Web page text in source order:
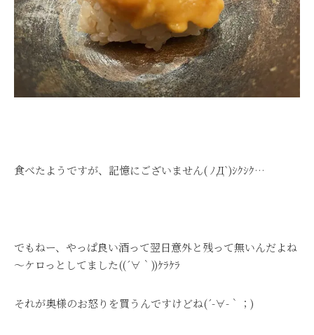
食べたようですが、記憶にございません( ﾉД`)ｼｸｼｸ…
でもねー、やっぱ良い酒って翌日意外と残って無いんだよね
～ケロっとしてました((´∀｀))ｹﾗｹﾗ
それが奥様のお怒りを買うんですけどね(´-∀-｀；)